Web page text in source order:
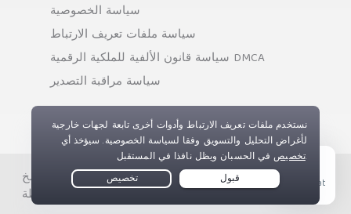
سياسة الخصوصية
سياسة ملفات تعريف الارتباط
سياسة قانون الألفية للملكية الرقمية DMCA
سياسة مراقبة التصدير
حقوق النسخ © Private Internet Access, Inc. جميع الحقوق
Live Chat